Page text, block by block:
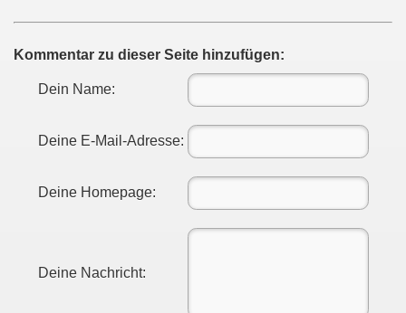
Kommentar zu dieser Seite hinzufügen:
Dein Name:
Deine E-Mail-Adresse:
Deine Homepage:
Deine Nachricht: